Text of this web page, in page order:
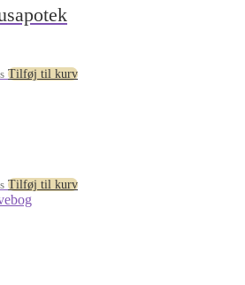
Tilføj til kurv
Tilføj til kurv